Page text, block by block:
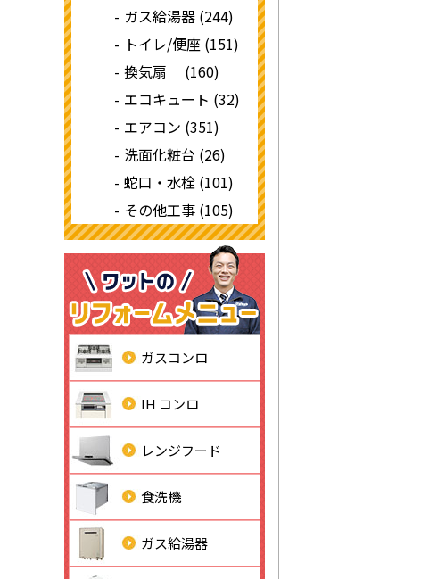
ガス給湯器 (244)
トイレ/便座 (151)
換気扇 (160)
エコキュート (32)
エアコン (351)
洗面化粧台 (26)
蛇口・水栓 (101)
その他工事 (105)
ガスコンロ
IH コンロ
レンジフード
食洗機
ガス給湯器